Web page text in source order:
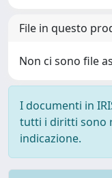
File in questo
Non ci sono file
I documenti in
tutti i diritti sono
indicazione.